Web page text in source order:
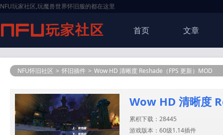
NFU玩家社区,玩魔兽世界怀旧服的都在这里
首页 文章
NFU怀旧社区 > 怀旧插件 > Wow HD 清晰度 Reshade（FPS 更新）MOD
Wow HD 清晰度
累积下载：28445
游戏版本：60级1.14插件